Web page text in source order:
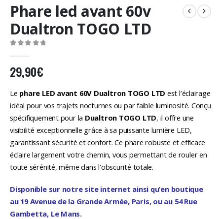
Phare led avant 60v
Dualtron TOGO LTD
29,90€
Le phare LED avant 60V Dualtron TOGO LTD est l’éclairage
idéal pour vos trajets nocturnes ou par faible luminosité. Conçu
spécifiquement pour la Dualtron TOGO LTD, il offre une
visibilité exceptionnelle grâce à sa puissante lumière LED,
garantissant sécurité et confort. Ce phare robuste et efficace
éclaire largement votre chemin, vous permettant de rouler en
toute sérénité, même dans l’obscurité totale.
Disponible sur notre site internet ainsi qu’en boutique
au 19 Avenue de la Grande Armée, Paris, ou au 54 Rue
Gambetta, Le Mans.